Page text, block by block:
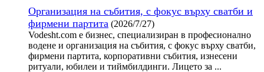
Организация на събития, с фокус върху сватби и
фирмени партита (2026/7/27)
Vodesht.com е бизнес, специализиран в професионално
водене и организация на събития, с фокус върху сватби,
фирмени партита, корпоративни събития, изнесени
ритуали, юбилеи и тиймбилдинги. Лицето за ...